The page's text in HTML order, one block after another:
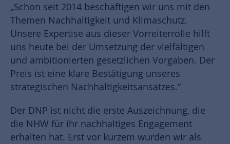
„Schon seit 2014 beschäftigen wir uns mit den
Themen Nachhaltigkeit und Klimaschutz.
Unsere Expertise aus dieser Vorreiterrolle hilft
uns heute bei der Umsetzung der vielfältigen
und ambitionierten gesetzlichen Vorgaben. Der
Preis ist eine klare Bestätigung unseres
strategischen Nachhaltigkeitsansatzes.“
Der DNP ist nicht die erste Auszeichnung, die
die NHW für ihr nachhaltiges Engagement
erhalten hat. Erst vor kurzem wurden wir als